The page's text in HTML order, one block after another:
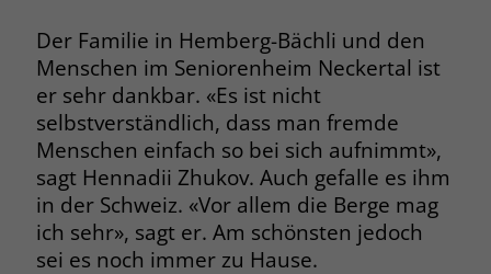
Der Familie in Hemberg-Bächli und den
Menschen im Seniorenheim Neckertal ist
er sehr dankbar. «Es ist nicht
selbstverständlich, dass man fremde
Menschen einfach so bei sich aufnimmt»,
sagt Hennadii Zhukov. Auch gefalle es ihm
in der Schweiz. «Vor allem die Berge mag
ich sehr», sagt er. Am schönsten jedoch
sei es noch immer zu Hause.